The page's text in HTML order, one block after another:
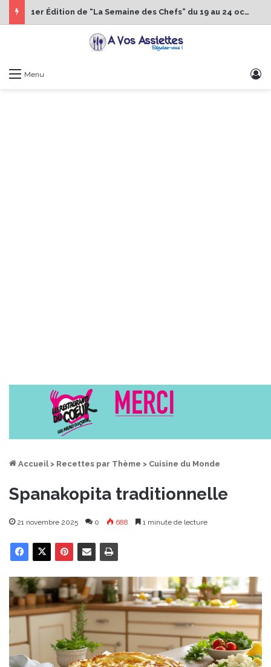
1er Édition de “La Semaine des Chefs” du 19 au 24 octobre 2026
Menu
Accueil > Recettes par Thème > Cuisine du Monde
Spanakopita traditionnelle
21 novembre 2025 0 688 1 minute de lecture